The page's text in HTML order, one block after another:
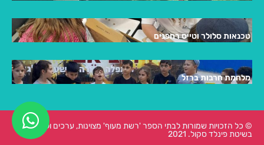
טכנאות סלולר וטייס רחפנים
מלחמת חרבות ברזל
© כל הזכויות שמורות לבתי הספר 'רשת מעוף' מצוינות, ערכים ולמידה
בשיטת פינלד סקול. 2021